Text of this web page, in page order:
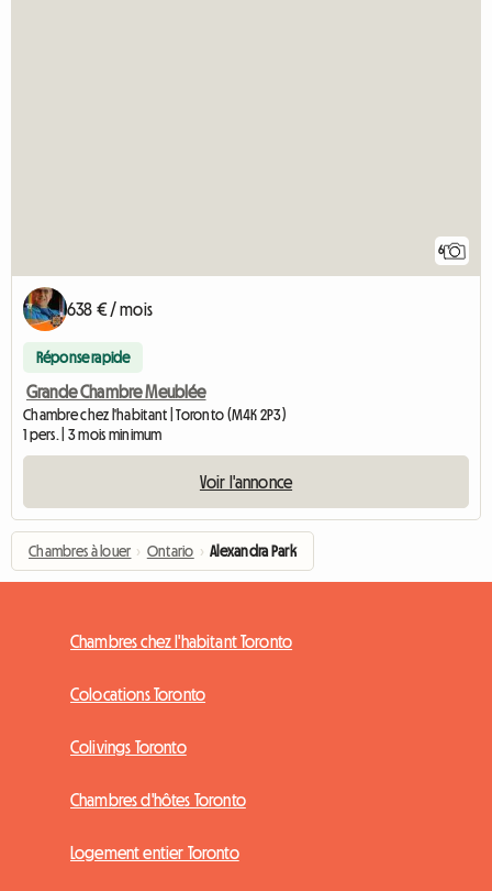
6
638 € / mois
Réponse rapide
Grande Chambre Meublée
Chambre chez l'habitant | Toronto (M4K 2P3)
1 pers. | 3 mois minimum
Voir l'annonce
Chambres à louer › Ontario › Alexandra Park
Chambres chez l'habitant Toronto
Colocations Toronto
Colivings Toronto
Chambres d'hôtes Toronto
Logement entier Toronto